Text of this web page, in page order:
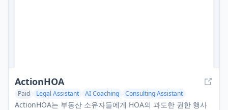
ActionHOA
Paid Legal Assistant AI Coaching Consulting Assistant
ActionHOA는 부동산 소유자들에게 HOA의 과도한 권한 행사